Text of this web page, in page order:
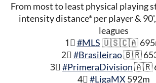
From most to least physical playing
intensity distance* per player &
leagues
1⃣ #MLS🇺🇸🇨🇦
2⃣ #Brasileirao🇧🇷
3⃣ #PrimeraDivision🇦🇷
4⃣ #LigaMX 592m